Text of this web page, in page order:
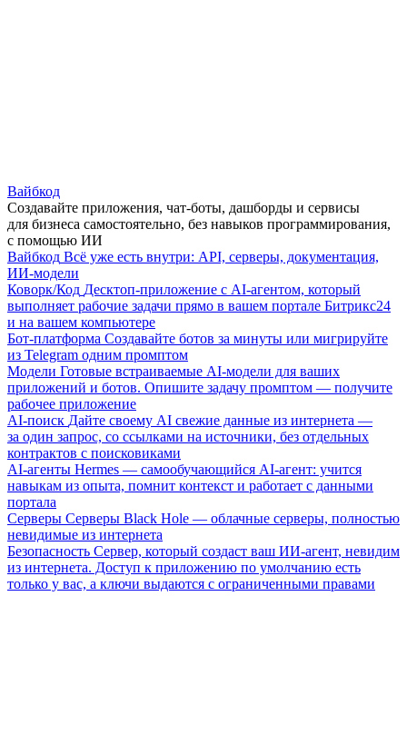
Вайбкод
Создавайте приложения, чат-боты, дашборды и сервисы
для бизнеса самостоятельно, без навыков программирования,
с помощью ИИ
Вайбкод Всё уже есть внутри: API, серверы, документация,
ИИ-модели
Коворк/Код Десктоп-приложение с AI-агентом, который
выполняет рабочие задачи прямо в вашем портале Битрикс24
и на вашем компьютере
Бот-платформа Создавайте ботов за минуты или мигрируйте
из Telegram одним промптом
Модели Готовые встраиваемые AI-модели для ваших
приложений и ботов. Опишите задачу промптом — получите
рабочее приложение
AI-поиск Дайте своему AI свежие данные из интернета —
за один запрос, со ссылками на источники, без отдельных
контрактов с поисковиками
AI-агенты Hermes — самообучающийся AI-агент: учится
навыкам из опыта, помнит контекст и работает с данными
портала
Серверы Серверы Black Hole — облачные серверы, полностью
невидимые из интернета
Безопасность Сервер, который создаст ваш ИИ-агент, невидим
из интернета. Доступ к приложению по умолчанию есть
только у вас, а ключи выдаются с ограниченными правами